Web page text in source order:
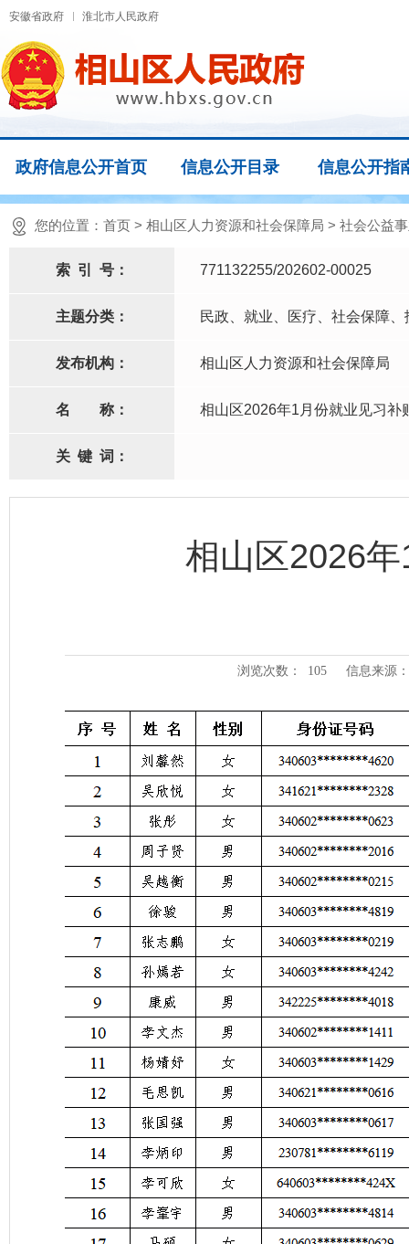
安徽省政府 淮北市人民政府
政府信息公开首页 信息公开目录 信息公开指
您的位置： 首页 > 相山区人力资源和社会保障局 > 社会公益
索 引 号： 771132255/202602-00025
主题分类： 民政、就业、医疗、社会保障、
发布机构： 相山区人力资源和社会保障局
名 称： 相山区2026年1月份就业见习补
关 键 词：
相山区2026
浏览次数： 105 信息来源